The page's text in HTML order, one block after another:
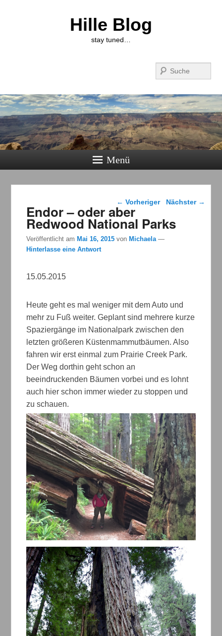
Hille Blog
stay tuned…
Menü
Beitragsnavigation
← Vorheriger Nächster →
Endor – oder aber
Redwood National Parks
Veröffentlicht amMai 16, 2015 vonMichaela —
Hinterlasse eine Antwort
15.05.2015
Heute geht es mal weniger mit dem Auto und
mehr zu Fuß weiter. Geplant sind mehrere kurze
Spaziergänge im Nationalpark zwischen den
letzten größeren Küstenmammutbäumen. Also
fahren wir erst einmal zum Prairie Creek Park.
Der Weg dorthin geht schon an
beeindruckenden Bäumen vorbei und es lohnt
auch hier schon immer wieder zu stoppen und
zu schauen.